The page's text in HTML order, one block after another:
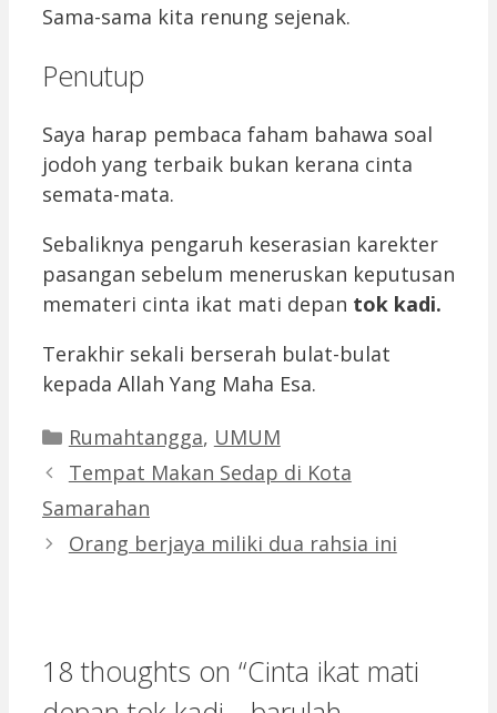
Sama-sama kita renung sejenak.
Penutup
Saya harap pembaca faham bahawa soal
jodoh yang terbaik bukan kerana cinta
semata-mata.
Sebaliknya pengaruh keserasian karekter
pasangan sebelum meneruskan keputusan
memateri cinta ikat mati depan tok kadi.
Terakhir sekali berserah bulat-bulat
kepada Allah Yang Maha Esa.
Categories
Rumahtangga, UMUM
Tempat Makan Sedap di Kota
Samarahan
Orang berjaya miliki dua rahsia ini
18 thoughts on “Cinta ikat mati